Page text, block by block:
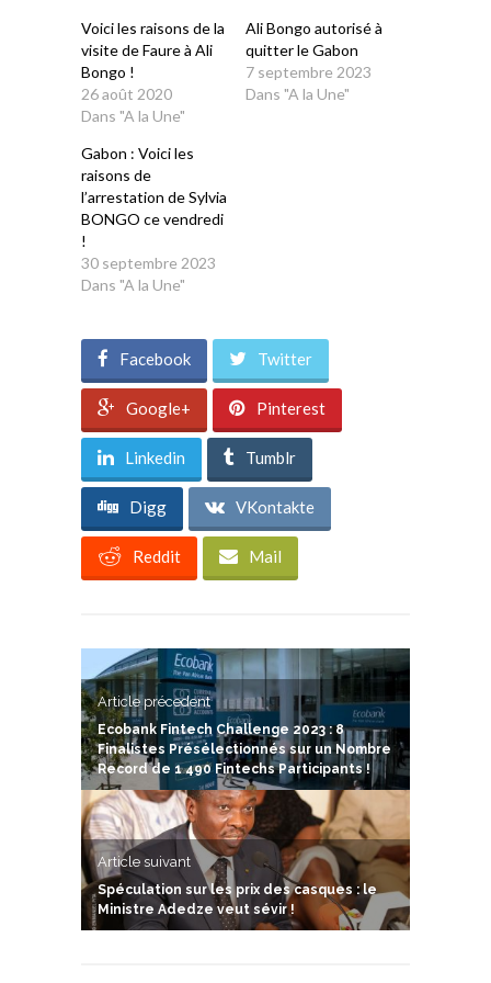
Voici les raisons de la
visite de Faure à Ali
Bongo !
26 août 2020
Dans "A la Une"
Ali Bongo autorisé à
quitter le Gabon
7 septembre 2023
Dans "A la Une"
Gabon : Voici les
raisons de
l’arrestation de Sylvia
BONGO ce vendredi
!
30 septembre 2023
Dans "A la Une"
Facebook Twitter
Google+ Pinterest
Linkedin Tumblr
Digg VKontakte
Reddit Mail
Article précedent
Ecobank Fintech Challenge 2023 : 8
Finalistes Présélectionnés sur un Nombre
Record de 1 490 Fintechs Participants !
Article suivant
Spéculation sur les prix des casques : le
Ministre Adedze veut sévir !